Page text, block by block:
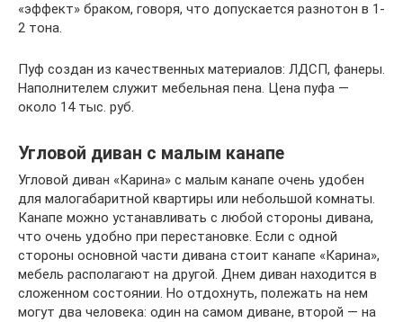
«эффект» браком, говоря, что допускается разнотон в 1-
2 тона.
Пуф создан из качественных материалов: ЛДСП, фанеры.
Наполнителем служит мебельная пена. Цена пуфа —
около 14 тыс. руб.
Угловой диван с малым канапе
Угловой диван «Карина» с малым канапе очень удобен
для малогабаритной квартиры или небольшой комнаты.
Канапе можно устанавливать с любой стороны дивана,
что очень удобно при перестановке. Если с одной
стороны основной части дивана стоит канапе «Карина»,
мебель располагают на другой. Днем диван находится в
сложенном состоянии. Но отдохнуть, полежать на нем
могут два человека: один на самом диване, второй — на